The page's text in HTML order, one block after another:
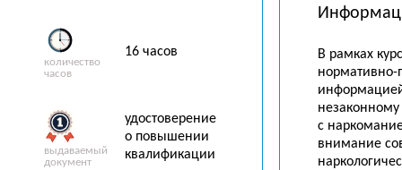
В рамках
нормативно-
незаконному
с
внимание
количество
часов
16 часов
выдаваемый
документ
удостоверение
о повышении
квалификации